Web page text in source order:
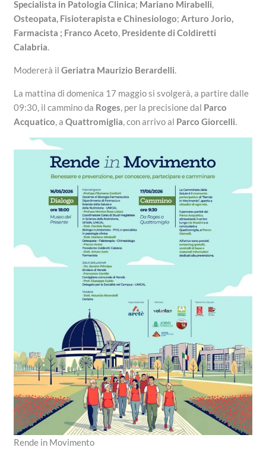
Specialista in Patologia Clinica; Mariano Mirabelli,
Osteopata, Fisioterapista e Chinesiologo;Arturo Jorio,
Farmacista ; Franco Aceto, Presidente di Coldiretti
Calabria.
Modererà ilGeriatra Maurizio Berardelli.
La mattina di domenica 17 maggio si svolgerà, a partire dalle
09:30, il cammino da Roges, per la precisione dal Parco
Acquatico, aQuattromiglia, con arrivo al Parco Giorcelli.
Rende in Movimento